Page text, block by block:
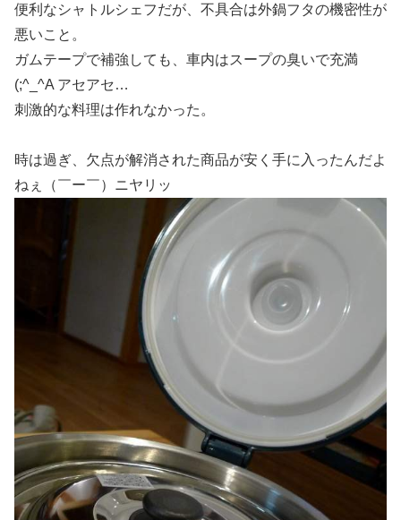
便利なシャトルシェフだが、不具合は外鍋フタの機密性が
悪いこと。
ガムテープで補強しても、車内はスープの臭いで充満
(;^_^A アセアセ…
刺激的な料理は作れなかった。
時は過ぎ、欠点が解消された商品が安く手に入ったんだよ
ねぇ（￣ー￣）ニヤリッ